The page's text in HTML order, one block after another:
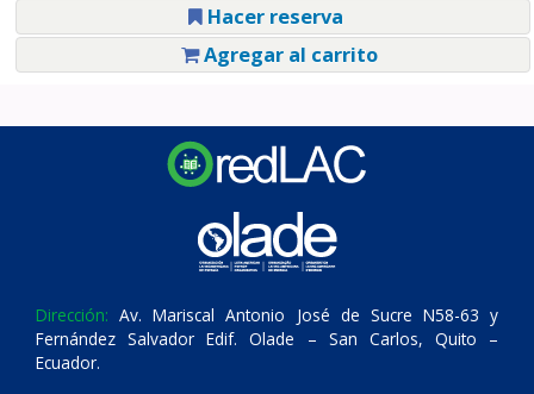
Hacer reserva
Agregar al carrito
Dirección: Av. Mariscal Antonio José de Sucre N58-63 y
Fernández Salvador Edif. Olade – San Carlos, Quito –
Ecuador.